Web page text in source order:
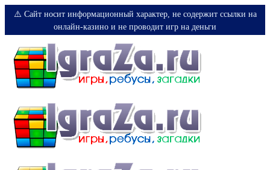
⚠️ Сайт носит информационный характер, не содержит ссылки на
онлайн-казино и не проводит игр на деньги